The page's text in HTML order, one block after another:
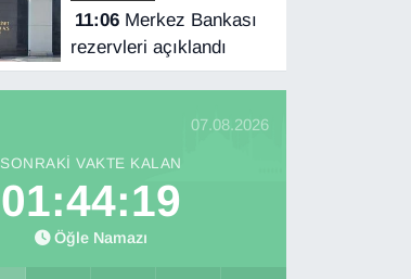
11:06Merkez Bankası
rezervleri açıklandı
07.08.2026
SONRAKI VAKTE KALAN
01:44:18
Öğle Namazı